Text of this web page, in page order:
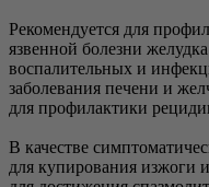
Рекомендуется для
язвенной болезни
воспалительных и
заболевания печени и
для профилактики
В качестве
для купирования изжоги